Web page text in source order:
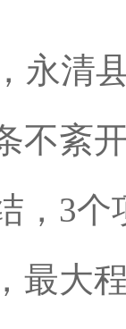
清县
不紊
，3
最大